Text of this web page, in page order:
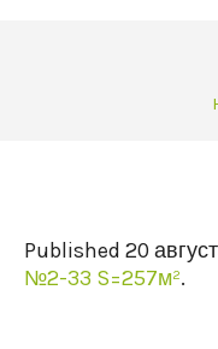
Published 20
№2-33 S=257м².